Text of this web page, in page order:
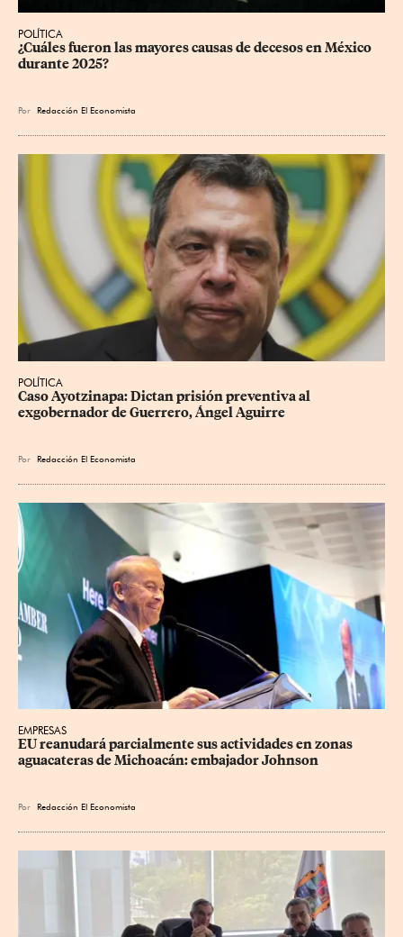
POLÍTICA
¿Cuáles fueron las mayores causas de decesos en México
durante 2025?
Por Redacción El Economista
POLÍTICA
Caso Ayotzinapa: Dictan prisión preventiva al
exgobernador de Guerrero, Ángel Aguirre
Por Redacción El Economista
EMPRESAS
EU reanudará parcialmente sus actividades en zonas
aguacateras de Michoacán: embajador Johnson
Por Redacción El Economista